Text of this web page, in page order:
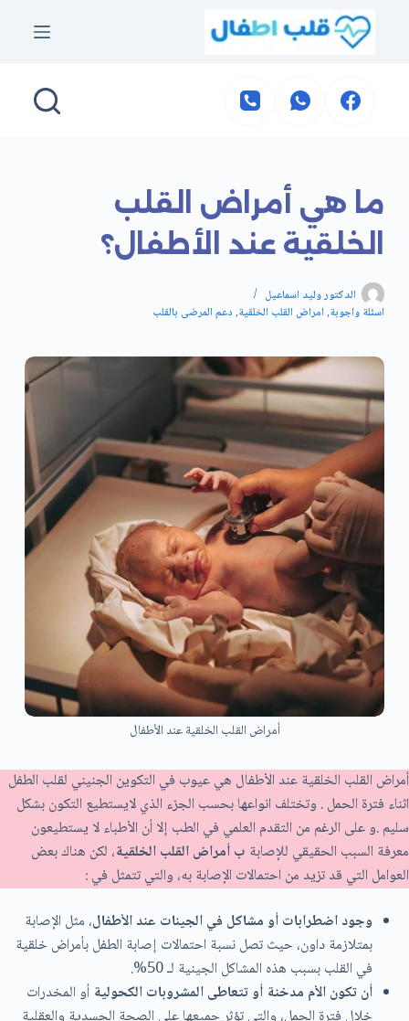
ما هي أمراض القلب
الخلقية عند الأطفال؟
الدكتور وليد اسماعيل
اسئلة واجوبة,امراض القلب الخلقية,دعم المرضى بالقلب
أمراض القلب الخلقية عند الأطفال
أمراض القلب الخلقية عند الأطفال هي عيوب في التكوين الجنيني لقلب الطفل
اثناء فترة الحمل . وتختلف انواعها بحسب الجزء الذي لايستطيع التكون بشكل
سليم .و على الرغم من التقدم العلمي في الطب إلا أن الأطباء لا يستطيعون
معرفة السبب الحقيقي للإصابة ب أمراض القلب الخلقية، لكن هناك بعض
العوامل التي قد تزيد من احتمالات الإصابة به، والتي تتمثل في :
وجود اضطرابات أو مشاكل في الجينات عند الأطفال، مثل الإصابة
بمتلازمة داون، حيث تصل نسبة احتمالات إصابة الطفل بأمراض خلقية
في القلب بسبب هذه المشاكل الجينية لـ 50%.
أن تكون الأم مدخنة أو تتعاطى المشروبات الكحولية أو المخدرات